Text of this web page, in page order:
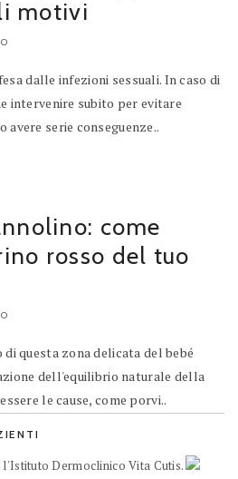
motivi
dalle infezioni sessuali. In caso di
intervenire subito per evitare
serie conseguenze..
come
rosso del tuo
questa zona delicata del bebé
dell'equilibrio naturale della
le cause, come porvi..
l'Istituto Dermoclinico Vita Cutis.